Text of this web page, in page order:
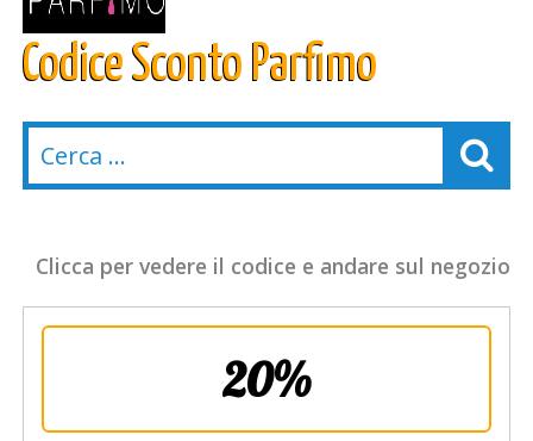
Codice Sconto Parfimo
Clicca per vedere il codice e andare sul negozio
20%